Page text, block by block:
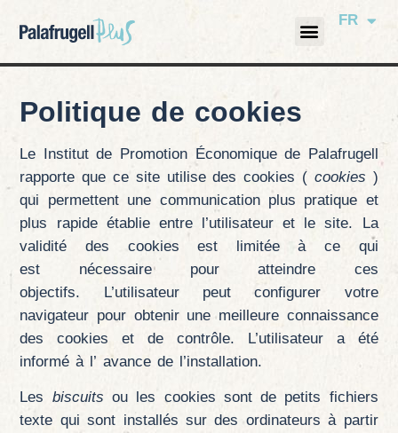
FR
Politique de cookies
Le Institut de Promotion Économique de Palafrugell
rapporte que ce site utilise des cookies ( cookies )
qui permettent une communication plus pratique et
plus rapide établie entre l’utilisateur et le site. La
validité des cookies est limitée à ce qui
est nécessaire pour atteindre ces
objectifs. L’utilisateur peut configurer votre
navigateur pour obtenir une meilleure connaissance
des cookies et de contrôle. L’utilisateur a été
informé à l’ avance de l’installation.
Les biscuits ou les cookies sont de petits fichiers
texte qui sont installés sur des ordinateurs à partir